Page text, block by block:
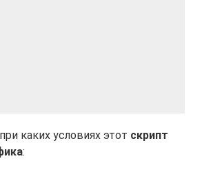
каких условиях этот скрипт
: